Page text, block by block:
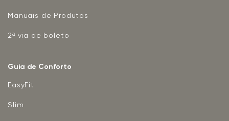
Manuais de Produtos
2ª via de boleto
Guia de Conforto
EasyFit
Slim